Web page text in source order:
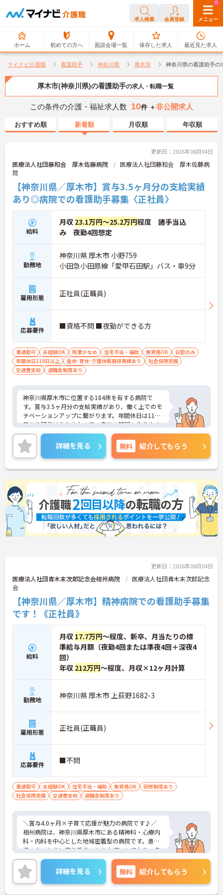
求人検索 会員登録 メニュー
ホーム 初めての方へ 面談会場一覧
0
保存した求人
0
最近見た求人
マイナビ介護職 看護助手 神奈川県 厚木市 神奈川県の看護助手の
厚木市(神奈川県)の看護助手の求人・転職一覧
この条件の介護・福祉求人数 10件 ＋非公開求人
おすすめ順 新着順 月収順 年収順
更新日：2026年08月04日
医療法人社団藤和会 厚木佐藤病院
医療法人社団藤和会 厚木佐藤病
院
【神奈川県／厚木市】賞与3.5ヶ月分の支給実績
あり◎病院での看護助手募集〈正社員〉
給料
月収 23.1万円～25.2万円程度 諸手当込
み 夜勤4回想定
勤務地
神奈川県 厚木市 小野759
小田急小田原線「愛甲石田駅」バス・車9分
雇用形態 正社員(正職員)
応募要件 ■資格不問 ■夜勤ができる方
車通勤可 未経験OK 残業少なめ 住宅手当・補助 無資格OK
日勤のみ
年間休日110日以上
産休･育休･介護休暇取得実績あり
社会保険完備
交通費支給
退職金制度あり
神奈川県厚木市に位置する184床を有する病院で
す。賞与3.5ヶ月分の支給実績があり、働く上でのモ
チベーションアップに繋がります。年間休日は113
日あり残業は少なめなので、自分の時間も作りやす
いです。住宅手当や皆勤手当など嬉しい手当体制が
整っています。ご興味のある方には、面接対策ポイ
ントなど、さらに詳細をお話しいたしますのでお気
軽にご相談ください！
詳細を見る 無料 紹介してもらう
更新日：2026年08月04日
医療法人社団青木末次郎記念会相州病院
医療法人社団青木末次郎記念
会
【神奈川県／厚木市】精神病院での看護助手募集
です！《正社員》
給料
月収 17.7万円～程度、新卒、月当たりの標
準給与月額（夜勤4回または準夜4回＋深夜4
回）
年収 212万円～程度、月収×12ヶ月計算
勤務地 神奈川県 厚木市 上荻野1682-3
雇用形態 正社員(正職員)
応募要件 ■不問
車通勤可 未経験OK 住宅手当・補助 無資格OK
研修制度あり
社会保険完備
交通費支給 退職金制度あり
＼賞与4.0ヶ月×子育て応援が魅力の病院です♪／
相州病院は、神奈川県厚木市にある精神科・心療内
科・内科を中心とした地域密着型の病院です。患者
様一人ひとりに寄り添うことを大切にしており、多
職種が連携しながら地域医療を支えています。
今回募集しているのは病棟勤務の看護助手。無資
格・未経験からスタートできるため、「医療業界で
働いてみたい」「誰かの役に立つ仕事がしたい」と
詳細を見る 無料 紹介してもらう